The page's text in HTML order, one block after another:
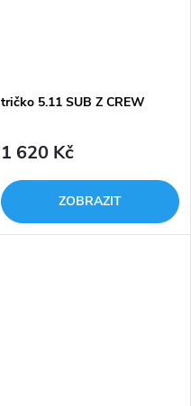
tričko 5.11 SUB Z CREW
1 620 Kč
ZOBRAZIT